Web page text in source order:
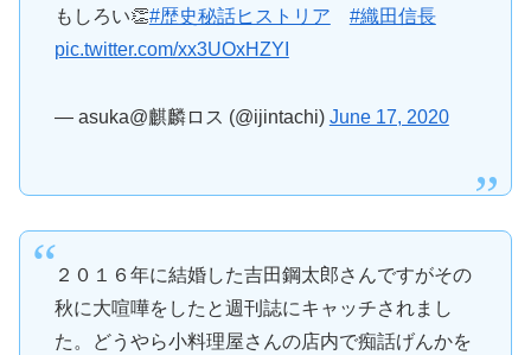
もしろい👏#歴史秘話ヒストリア
#織田信長
pic.twitter.com/xx3UOxHZYI
— asuka@麒麟ロス (@ijintachi) June 17, 2020
２０１６年に結婚した吉田鋼太郎さんですがその
秋に大喧嘩をしたと週刊誌にキャッチされまし
た。どうやら小料理屋さんの店内で痴話げんかを